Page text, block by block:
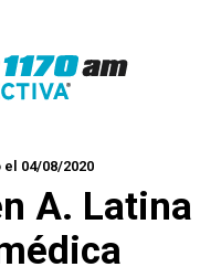
04/08/2020
A. Latina